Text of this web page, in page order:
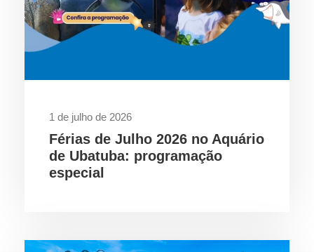
1 de julho de 2026
Férias de Julho 2026 no Aquário
de Ubatuba: programação
especial